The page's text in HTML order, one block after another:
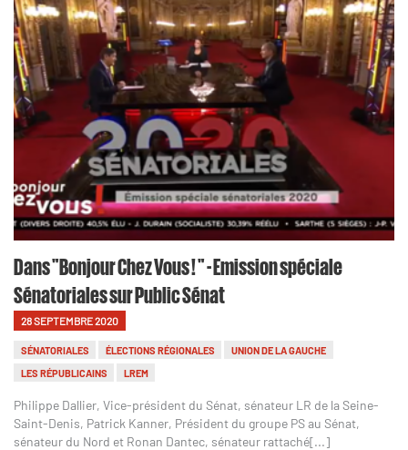
Dans "Bonjour Chez Vous ! " - Emission spéciale
Sénatoriales sur Public Sénat
28 SEPTEMBRE 2020
SÉNATORIALES ÉLECTIONS RÉGIONALES
UNION DE LA GAUCHE
LES RÉPUBLICAINS
LREM
Philippe Dallier, Vice-président du Sénat, sénateur LR de la Seine-
Saint-Denis, Patrick Kanner, Président du groupe PS au Sénat,
sénateur du Nord et Ronan Dantec, sénateur rattaché[...]